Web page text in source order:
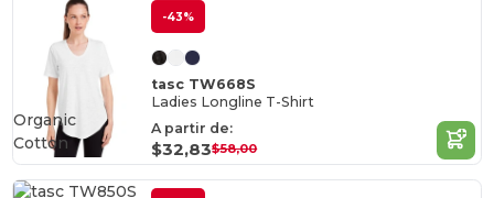
-43%
tasc TW668S
Ladies Longline T-Shirt
A partir de:
$32,83$58,00
Organic
Cotton